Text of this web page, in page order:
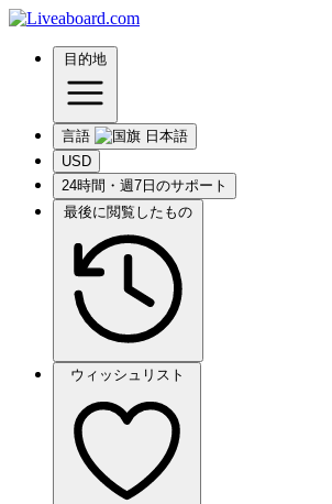
目的地
言語
USD
24時間・週7日のサポート
最後に閲覧したもの
ウィッシュリスト